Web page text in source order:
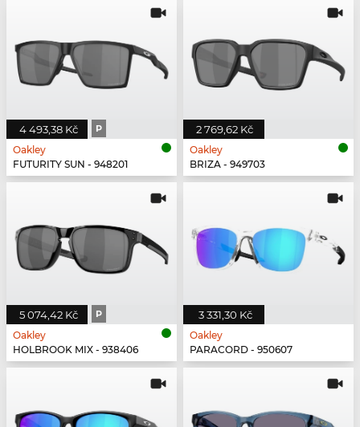
4 493,38 Kč P
Oakley
FUTURITY SUN - 948201
2 769,62 Kč
Oakley
BRIZA - 949703
5 074,42 Kč P
Oakley
HOLBROOK MIX - 938406
3 331,30 Kč
Oakley
PARACORD - 950607